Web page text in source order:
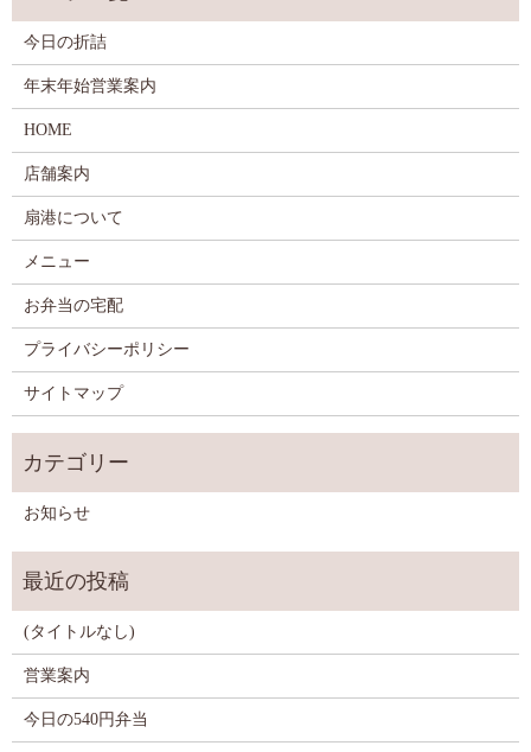
今日の折詰
年末年始営業案内
HOME
店舗案内
扇港について
メニュー
お弁当の宅配
プライバシーポリシー
サイトマップ
お知らせ
(タイトルなし)
営業案内
今日の540円弁当